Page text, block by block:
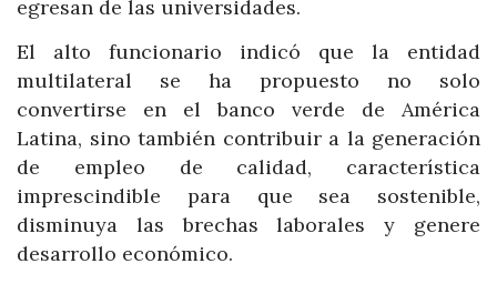
egresan de las universidades.
El alto funcionario indicó que la entidad
multilateral se ha propuesto no solo
convertirse en el banco verde de América
Latina, sino también contribuir a la generación
de empleo de calidad, característica
imprescindible para que sea sostenible,
disminuya las brechas laborales y genere
desarrollo económico.